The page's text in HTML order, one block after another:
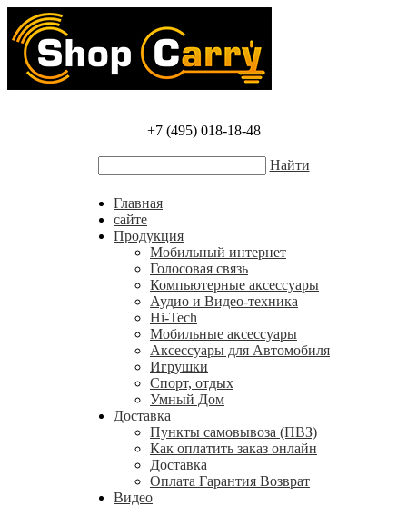
+7 (495) 018-18-48
Найти
Главная
сайте
Продукция
Мобильный интернет
Голосовая связь
Компьютерные аксессуары
Аудио и Видео-техника
Hi-Tech
Мобильные аксессуары
Аксессуары для Автомобиля
Игрушки
Спорт, отдых
Умный Дом
Доставка
Пункты самовывоза (ПВЗ)
Как оплатить заказ онлайн
Доставка
Оплата Гарантия Возврат
Видео